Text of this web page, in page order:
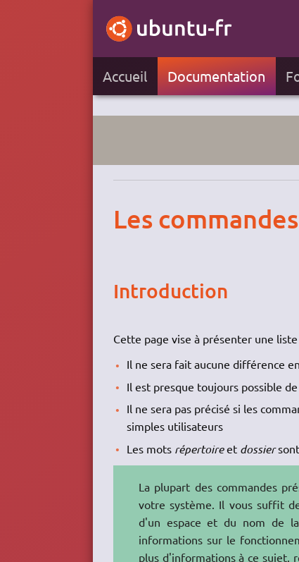
Accueil Documentation
Les
Introduction
Cette page vise à présenter une
Il ne sera fait aucune différence
Il est presque toujours possible
Il ne sera pas précisé si les
simples utilisateurs
Les mots répertoireet dossier
La plupart des commandes
votre système. Il vous suffit
d'un espace et du nom de
informations sur le
plus d'informations à ce sujet,